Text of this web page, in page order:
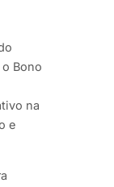
Bono
na
e